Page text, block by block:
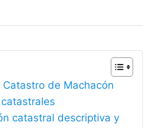
de Machacón
catastral descriptiva y